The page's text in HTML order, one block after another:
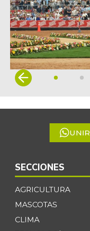
Item
5
SECCIONES
AGRICULTURA
MASCOTAS
CLIMA